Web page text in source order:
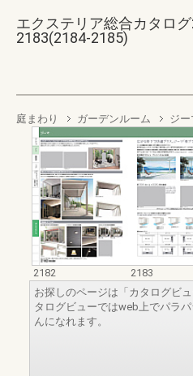
エクステリア総合カタロ
2183(2184-2185)
庭まわり ガーデンルーム ジ
2182
2183
お探しのページは「カタログビ
タログビューではweb上でパラ
んになれます。